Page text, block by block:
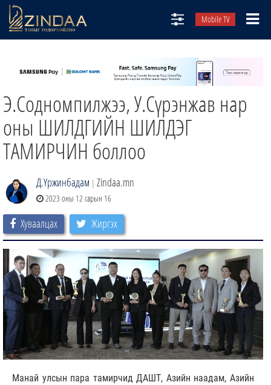
Mobile TV
ТВ8
ӨГЛӨӨНИЙ СОНИН
АУДИО ЗОХИОЛ
ЗИНДАА СЭТГҮҮЛ
Э.Содномпилжээ, У.Сүрэнжав нар
оны ШИЛДГИЙН ШИЛДЭГ
ТАМИРЧИН боллоо
Д.Үржинбадам | Zindaa.mn
2023 оны 12 сарын 16
Хуваалцах Жиргэх
Манай улсын пара тамирчид ДАШТ, Азийн наадам, Азийн